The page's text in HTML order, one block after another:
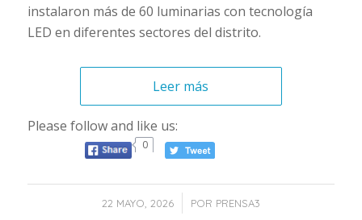
instalaron más de 60 luminarias con tecnología
LED en diferentes sectores del distrito.
Leer más
Please follow and like us:
0
22 MAYO, 2026
/ POR PRENSA3